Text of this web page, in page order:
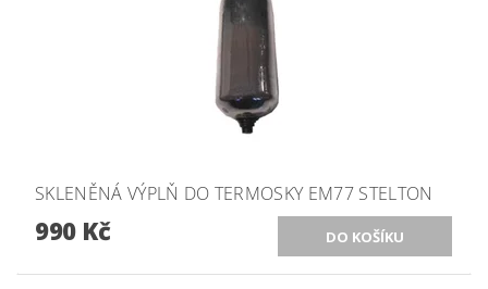
SKLENĚNÁ VÝPLŇ DO TERMOSKY EM77 STELTON
990 Kč